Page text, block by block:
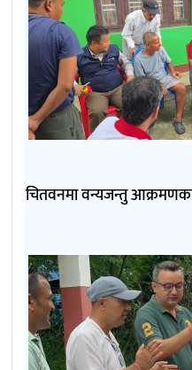
चितवनमा वन्यजन्तु आक्रमणका